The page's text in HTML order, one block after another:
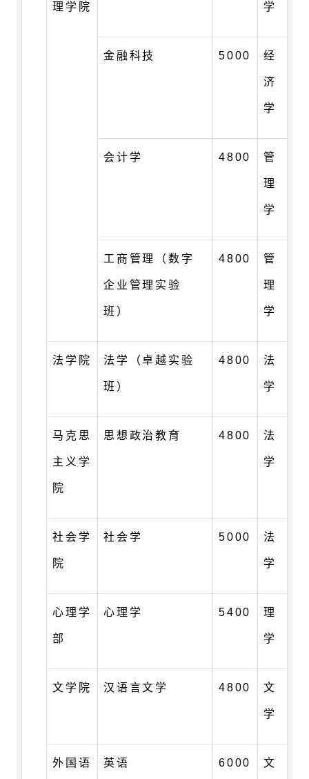
理学院 学
金融科技 5000 经
济
学
会计学 4800 管
理
学
工商管理（数字
企业管理实验
班）
4800 管
理
学
法学院 法学（卓越实验
班）
4800 法
学
马克思
主义学
院
思想政治教育 4800 法
学
社会学
院
社会学 5000 法
学
心理学
部
心理学 5400 理
学
文学院 汉语言文学 4800 文
学
外国语 英语 6000 文